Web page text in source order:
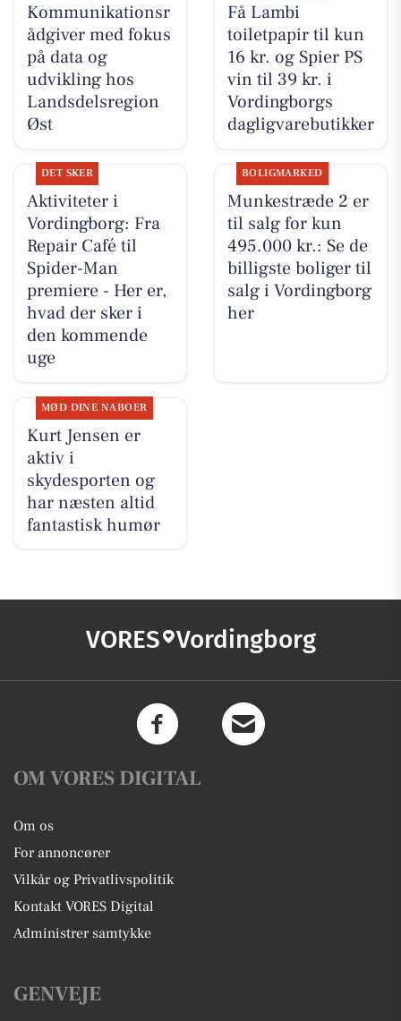
Kommunikationsr
ådgiver med fokus
på data og
udvikling hos
Landsdelsregion
Øst
Få Lambi
toiletpapir til kun
16 kr. og Spier PS
vin til 39 kr. i
Vordingborgs
dagligvarebutikker
DET SKER
Aktiviteter i
Vordingborg: Fra
Repair Café til
Spider-Man
premiere - Her er,
hvad der sker i
den kommende
uge
BOLIGMARKED
Munkestræde 2 er
til salg for kun
495.000 kr.: Se de
billigste boliger til
salg i Vordingborg
her
MØD DINE NABOER
Kurt Jensen er
aktiv i
skydesporten og
har næsten altid
fantastisk humør
VORES Vordingborg
OM VORES DIGITAL
Om os
For annoncører
Vilkår og Privatlivspolitik
Kontakt VORES Digital
Administrer samtykke
GENVEJE